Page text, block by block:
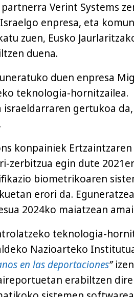
Verint Systems
enpresa, eta
zuen, Eusko
duena.
duen enpresa
teknologia-hornitzailea.
gertukoa
konpainiek
zerbitzua egin dute
biometrikoaren
erori da.
2024ko maiatzean
teknologia-
Nazioarteko
en las deportaciones”
erabiltzen